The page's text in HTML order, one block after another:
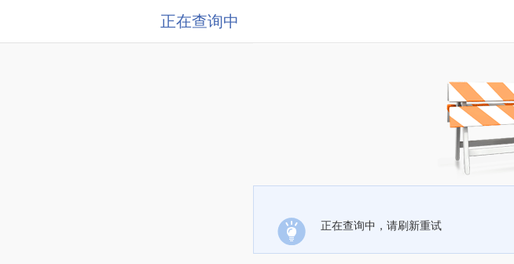
正在查询中
正在查询中，请刷新重试